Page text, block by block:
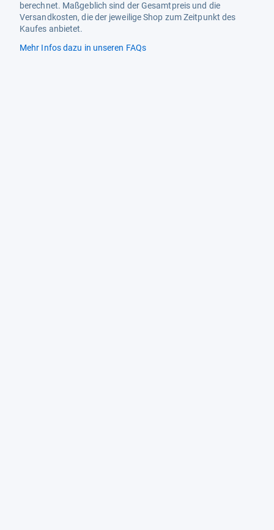
berechnet. Maßgeblich sind der Gesamtpreis und die
Versandkosten, die der jeweilige Shop zum Zeitpunkt des
Kaufes anbietet.
Mehr Infos dazu in unseren FAQs